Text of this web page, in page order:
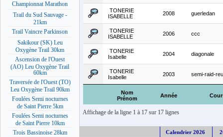
Championnat Marathon
Trail du Sud Sauvage -
21km
Trail Vaincre Parkinson
Sakikour (SK) Leu
Oxygène Trail 30km
Ascension de l'Ouest
(AO) Leu Oxygène Trail
60km
Traversée de l'Ouest (TO)
Leu Oxygène Trail 90km
Foulées Semi nocturnes
de Saint Pierre 5km
Foulées Semi nocturnes
de Saint Pierre 10km
Trois Bassinoise 28km
Nom
Prénom
Année
TONERIE
ISABELLE
2008 guerledan
TONERIE
ISABELLE
2006 ccc
TONERIE
Isabelle
2004 diagonale
TONERIE
Isabelle
2003 semi-raid-
Affichage de la ligne 1 à 17 sur 17 lignes
Calendrier 2026